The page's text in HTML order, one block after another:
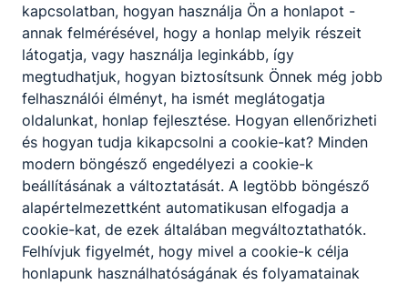
kapcsolatban, hogyan használja Ön a honlapot -
annak felmérésével, hogy a honlap melyik részeit
látogatja, vagy használja leginkább, így
megtudhatjuk, hogyan biztosítsunk Önnek még jobb
felhasználói élményt, ha ismét meglátogatja
oldalunkat, honlap fejlesztése. Hogyan ellenőrizheti
és hogyan tudja kikapcsolni a cookie-kat? Minden
modern böngésző engedélyezi a cookie-k
beállításának a változtatását. A legtöbb böngésző
alapértelmezettként automatikusan elfogadja a
cookie-kat, de ezek általában megváltoztathatók.
Felhívjuk figyelmét, hogy mivel a cookie-k célja
honlapunk használhatóságának és folyamatainak